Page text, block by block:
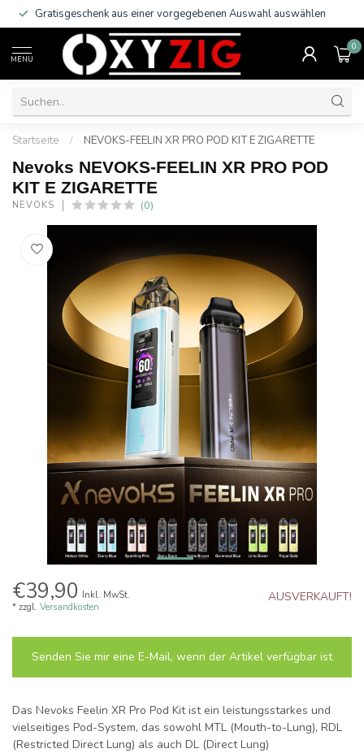
Gratisgeschenk aus einer vorgegebenen Auswahl auswählen
MENU
0
Startseite / NEVOKS-FEELIN XR PRO POD KIT E ZIGARETTE
Nevoks NEVOKS-FEELIN XR PRO POD
KIT E ZIGARETTE
NEVOKS (0)
€39,90 Inkl. MwSt.
* zzgl. Versandkosten
AUSVERKAUFT!
Senden Sie mir eine E-Mail, wenn der Artikel verfügbar ist
Das Nevoks Feelin XR Pro Pod Kit ist ein leistungsstarkes und
vielseitiges Pod-System, das sowohl MTL (Mouth-to-Lung), RDL
(Restricted Direct Lung) als auch DL (Direct Lung)